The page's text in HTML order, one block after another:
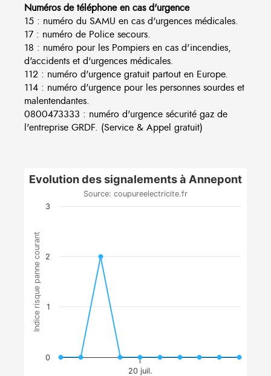
Numéros de téléphone en cas d'urgence
15 : numéro du SAMU en cas d'urgences médicales.
17 : numéro de Police secours.
18 : numéro pour les Pompiers en cas d'incendies,
d'accidents et d'urgences médicales.
112 : numéro d'urgence gratuit partout en Europe.
114 : numéro d'urgence pour les personnes sourdes et
malentendantes.
0800473333 : numéro d'urgence sécurité gaz de
l'entreprise GRDF. (Service & Appel gratuit)
Indice risque panne courant
Evolution des signalements à Annepont
Source: coupureelectricite.fr
20 juil.
0
1
2
3